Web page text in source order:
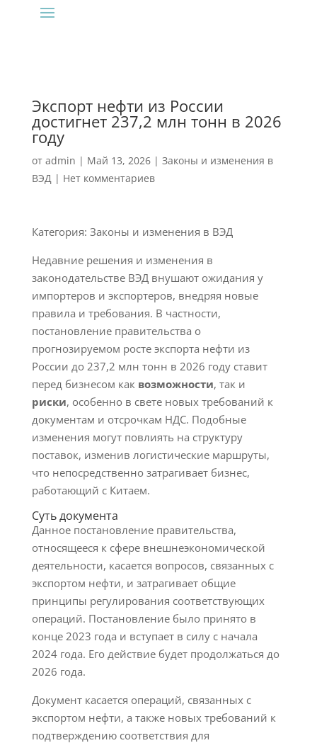
Экспорт нефти из России
достигнет 237,2 млн тонн в 2026
году
от admin | Май 13, 2026| Законы и изменения в
ВЭД| Нет комментариев
Категория: Законы и изменения в ВЭД
Недавние решения и изменения в
законодательстве ВЭД внушают ожидания у
импортеров и экспортеров, внедряя новые
правила и требования. В частности,
постановление правительства о
прогнозируемом росте экспорта нефти из
России до 237,2 млн тонн в 2026 году ставит
перед бизнесом как возможности, так и
риски, особенно в свете новых требований к
документам и отсрочкам НДС. Подобные
изменения могут повлиять на структуру
поставок, изменив логистические маршруты,
что непосредственно затрагивает бизнес,
работающий с Китаем.
Суть документа
Данное постановление правительства,
относящееся к сфере внешнеэкономической
деятельности, касается вопросов, связанных с
экспортом нефти, и затрагивает общие
принципы регулирования соответствующих
операций. Постановление было принято в
конце 2023 года и вступает в силу с начала
2024 года. Его действие будет продолжаться до
2026 года.
Документ касается операций, связанных с
экспортом нефти, а также новых требований к
подтверждению соответствия для